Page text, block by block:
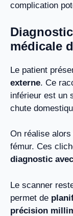
complication
médicale
Le patient
externe. Ce
inférieur est un
chute
On réalise
fémur. Ces
diagnostic
Le scanner
permet de
précision